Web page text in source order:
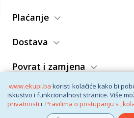
www.ekupi.ba koristi kolačiće kako bi
iskustvo i funkcionalnost stranice. Više
privatnosti i Pravilima o postupanju s
Plaćanje
Dostava
Povrat i zamjena
Opći uslovi